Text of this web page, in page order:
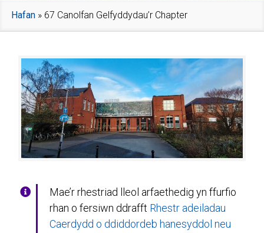
Hafan » 67 Canolfan Gelfyddydau’r Chapter
Mae’r rhestriad lleol arfaethedig yn ffurfio
rhan o fersiwn ddrafft Rhestr adeiladau
Caerdydd o ddiddordeb hanesyddol neu